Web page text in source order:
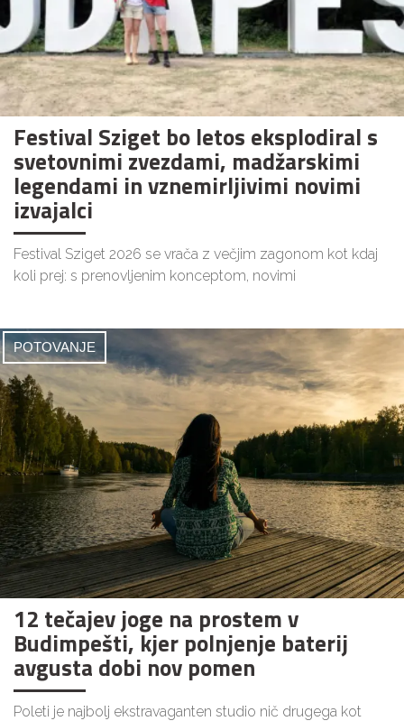
Festival Sziget bo letos eksplodiral s
svetovnimi zvezdami, madžarskimi
legendami in vznemirljivimi novimi
izvajalci
Festival Sziget 2026 se vrača z večjim zagonom kot kdaj
koli prej: s prenovljenim konceptom, novimi
POTOVANJE
12 tečajev joge na prostem v
Budimpešti, kjer polnjenje baterij
avgusta dobi nov pomen
Poleti je najbolj ekstravaganten studio nič drugega kot